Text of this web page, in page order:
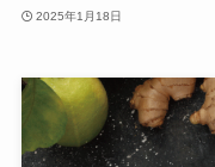
2025年1月18日